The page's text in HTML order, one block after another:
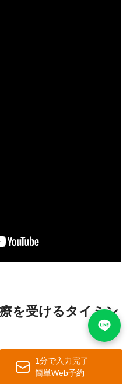
を受けるタイミン
を受けるべきタイミング
の希望によって異なりま
1分で入力完了
簡単Web予約